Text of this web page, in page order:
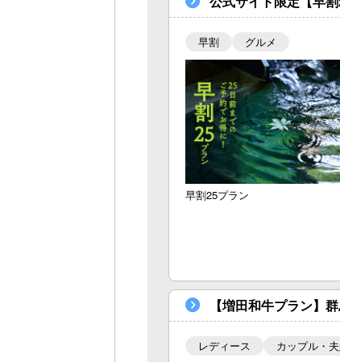
早割 グルメ
早割25プラン
【増田和牛プラン】
レディース カップル・